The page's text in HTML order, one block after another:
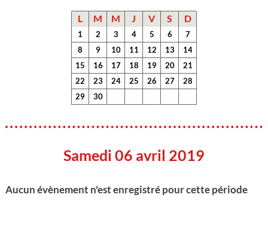
L M M J V S D
1 2 3 4 5 6
7
8
9 10 11 12 13
14
15
16 17 18 19 20
21
22
23 24 25 26 27
28
29
30
Samedi 06 avril 2019
Aucun évènement n'est enregistré pour cette période